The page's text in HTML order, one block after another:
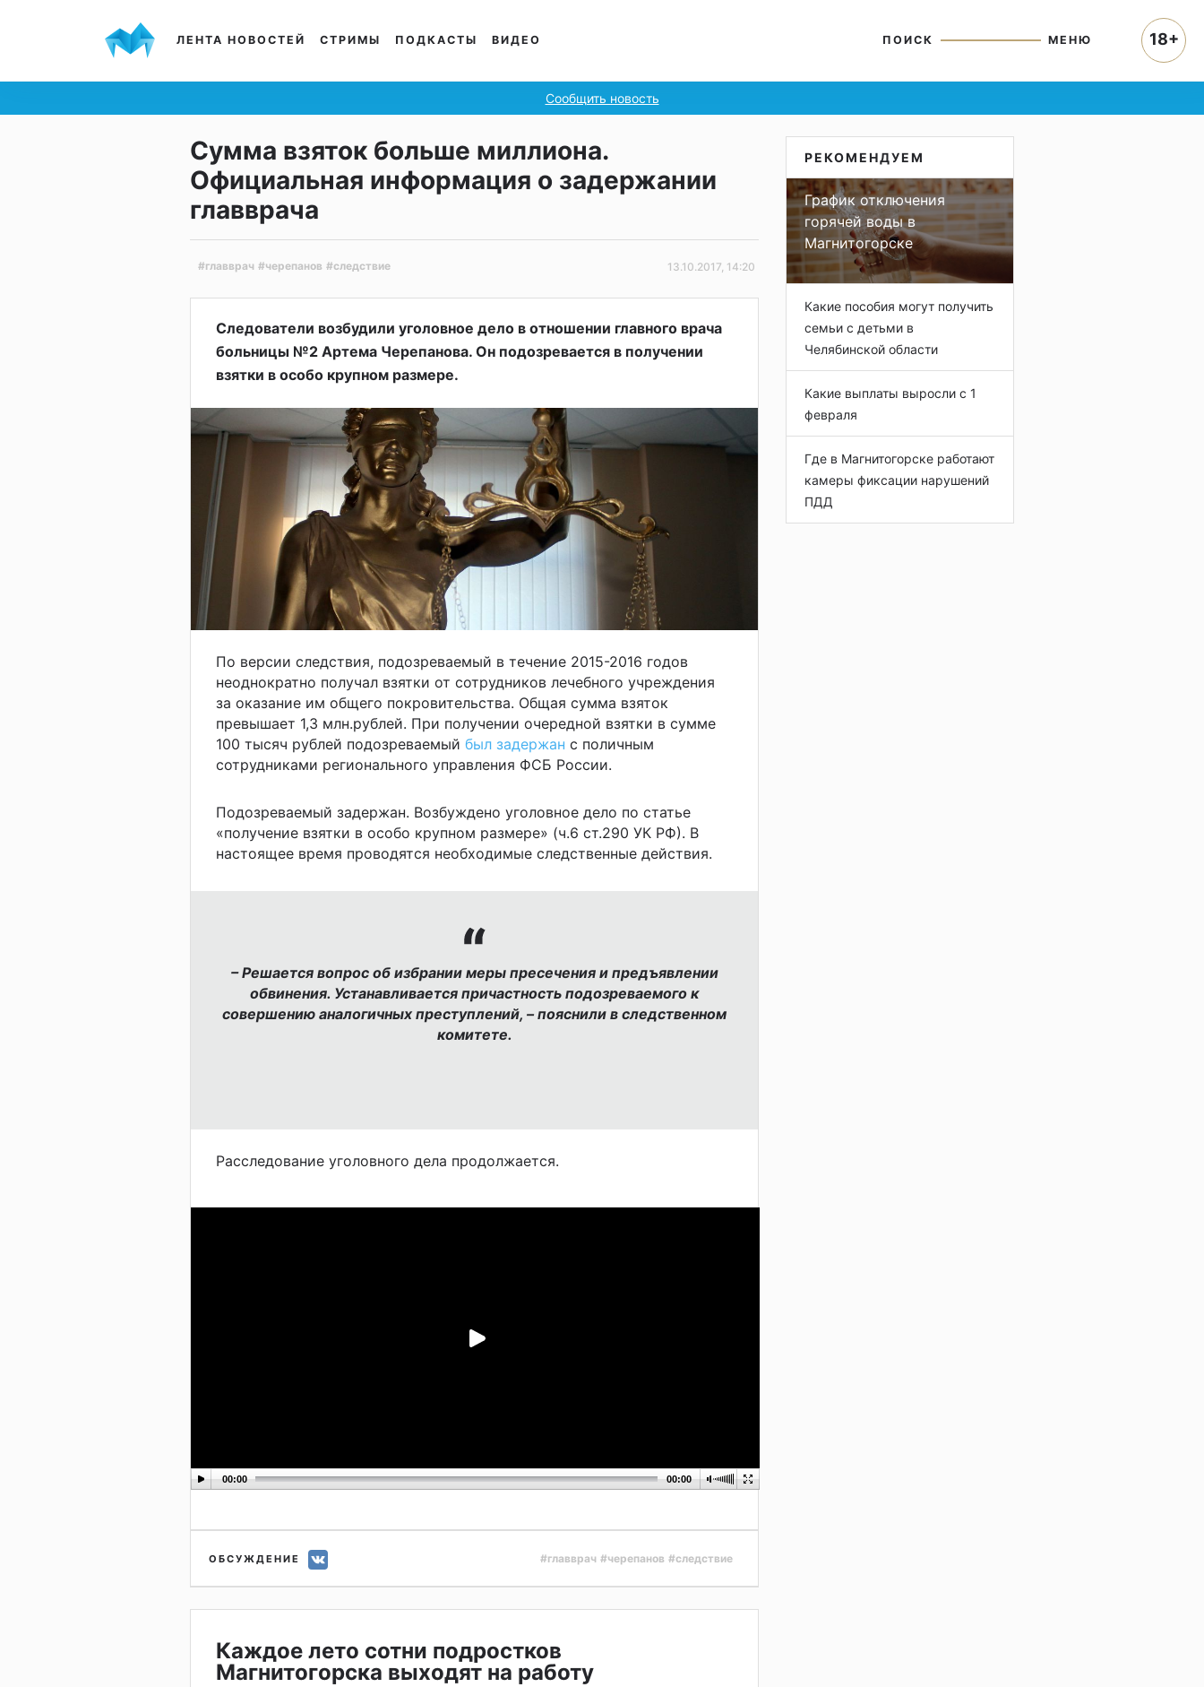
ЛЕНТА НОВОСТЕЙ СТРИМЫ ПОДКАСТЫ ВИДЕО ПОИСК МЕНЮ
Сообщить новость
Сумма взяток больше миллиона.
Официальная информация о задержании
главврача
#главврач #черепанов #следствие 13.10.2017, 14:20
Следователи возбудили уголовное дело в отношении главного врача
больницы №2 Артема Черепанова. Он подозревается в получении
взятки в особо крупном размере.
По версии следствия, подозреваемый в течение 2015-2016 годов
неоднократно получал взятки от сотрудников лечебного учреждения
за оказание им общего покровительства. Общая сумма взяток
превышает 1,3 млн.рублей. При получении очередной взятки в сумме
100 тысяч рублей подозреваемый был задержан с поличным
сотрудниками регионального управления ФСБ России.
Подозреваемый задержан. Возбуждено уголовное дело по статье
«получение взятки в особо крупном размере» (ч.6 ст.290 УК РФ). В
настоящее время проводятся необходимые следственные действия.
– Решается вопрос об избрании меры пресечения и предъявлении
обвинения. Устанавливается причастность подозреваемого к
совершению аналогичных преступлений, – пояснили в следственном
комитете.
Расследование уголовного дела продолжается.
00:00 00:00
ОБСУЖДЕНИЕ #главврач #черепанов #следствие
Каждое лето сотни подростков
Магнитогорска выходят на работу
РЕКОМЕНДУЕМ
График отключения
горячей воды в
Магнитогорске
Какие пособия могут получить
семьи с детьми в
Челябинской области
Какие выплаты выросли с 1
февраля
Где в Магнитогорске работают
камеры фиксации нарушений
ПДД
18+